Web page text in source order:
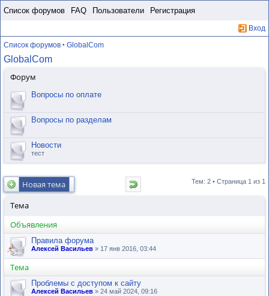
Список форумов FAQ Пользователи Регистрация
Вход
Список форумов • GlobalCom
GlobalCom
Форум
Вопросы по оплате
Вопросы по разделам
Новости
тест
Новая тема Тем: 2 • Страница 1 из 1
Тема
Объявления
Правила форума
Алексей Васильев » 17 янв 2016, 03:44
Тема
Проблемы с доступом к сайту
Алексей Васильев » 24 май 2024, 09:16